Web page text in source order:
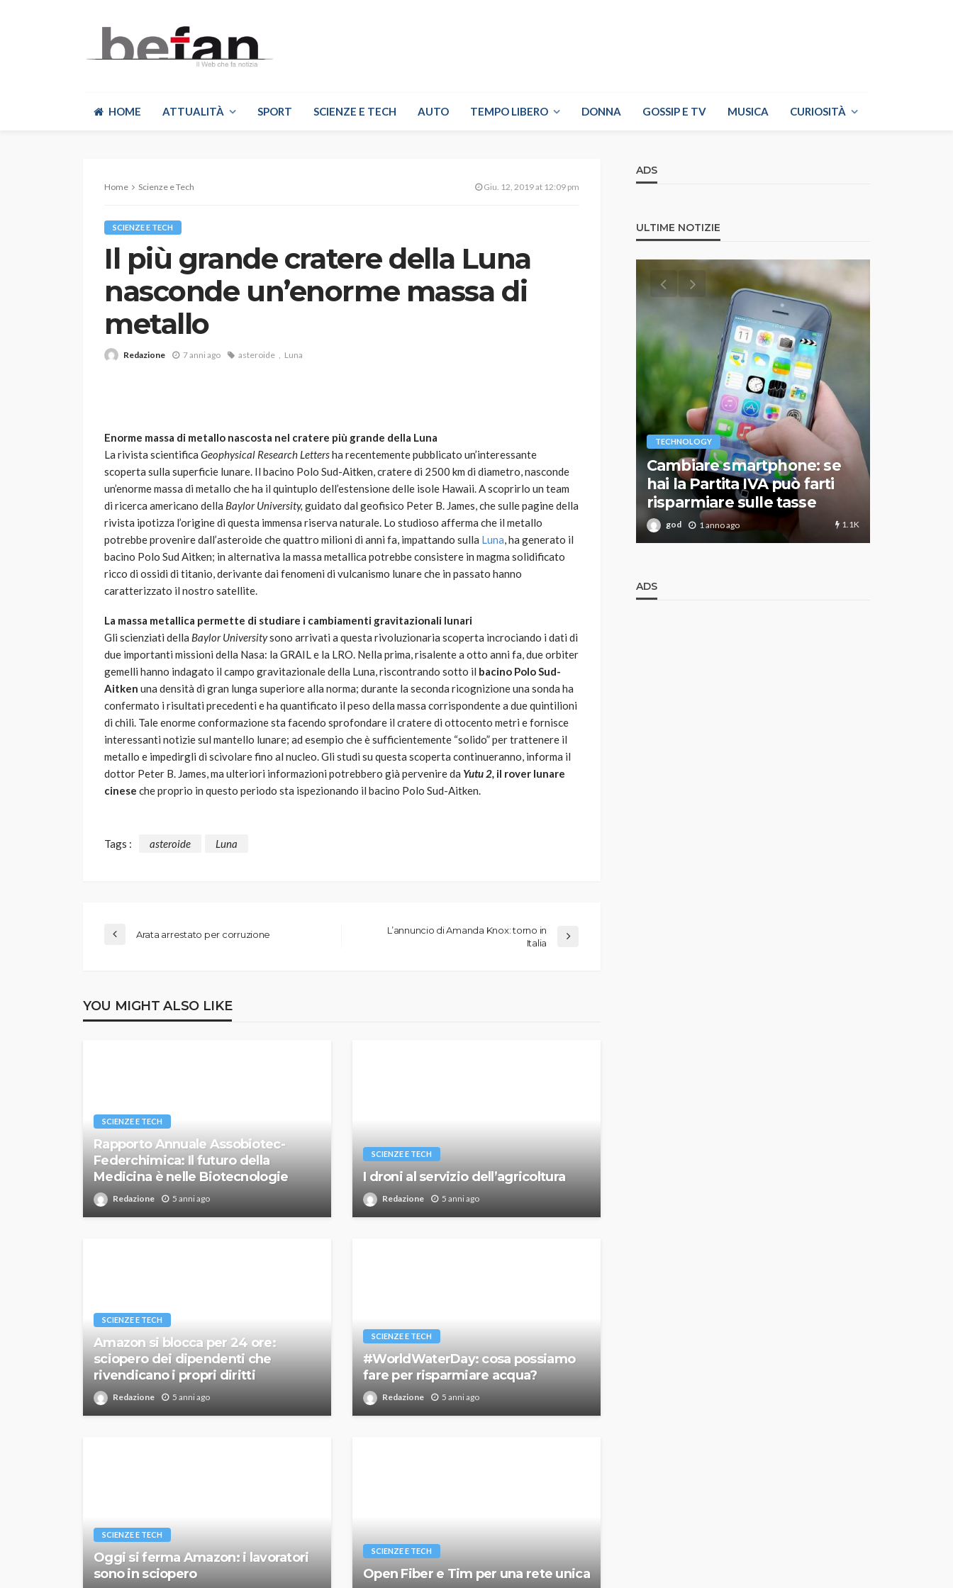
HOME ATTUALITÀ SPORT SCIENZE E TECH AUTO TEMPO LIBERO DONNA GOSSIP E TV MUSICA CURIOSITÀ
Home Scienze e Tech Giu. 12, 2019 at 12:09 pm
SCIENZE E TECH
Il più grande cratere della Luna
nasconde un’enorme massa di
metallo
Redazione 7 anni ago asteroide Luna
Enorme massa di metallo nascosta nel cratere più grande della Luna
La rivista scientifica Geophysical Research Lettersha recentemente pubblicato un’interessante
scoperta sulla superficie lunare. Il bacino Polo Sud-Aitken, cratere di 2500 km di diametro, nasconde
un’enorme massa di metallo che ha il quintuplo dell’estensione delle isole Hawaii. A scoprirlo un team
di ricerca americano della Baylor University, guidato dal geofisico Peter B. James, che sulle pagine della
rivista ipotizza l’origine di questa immensa riserva naturale. Lo studioso afferma che il metallo
potrebbe provenire dall’asteroide che quattro milioni di anni fa, impattando sulla Luna, ha generato il
bacino Polo Sud Aitken; in alternativa la massa metallica potrebbe consistere in magma solidificato
ricco di ossidi di titanio, derivante dai fenomeni di vulcanismo lunare che in passato hanno
caratterizzato il nostro satellite.
La massa metallica permette di studiare i cambiamenti gravitazionali lunari
Gli scienziati della Baylor Universitysono arrivati a questa rivoluzionaria scoperta incrociando i dati di
due importanti missioni della Nasa: la GRAIL e la LRO. Nella prima, risalente a otto anni fa, due orbiter
gemelli hanno indagato il campo gravitazionale della Luna, riscontrando sotto il bacino Polo Sud-
Aitken una densità di gran lunga superiore alla norma; durante la seconda ricognizione una sonda ha
confermato i risultati precedenti e ha quantificato il peso della massa corrispondente a due quintilioni
di chili. Tale enorme conformazione sta facendo sprofondare il cratere di ottocento metri e fornisce
interessanti notizie sul mantello lunare; ad esempio che è sufficientemente “solido” per trattenere il
metallo e impedirgli di scivolare fino al nucleo. Gli studi su questa scoperta continueranno, informa il
dottor Peter B. James, ma ulteriori informazioni potrebbero già pervenire da Yutu 2, il rover lunare
cinese che proprio in questo periodo sta ispezionando il bacino Polo Sud-Aitken.
Tags : asteroide Luna
Arata arrestato per corruzione
L’annuncio di Amanda Knox: torno in
Italia
YOU MIGHT ALSO LIKE
SCIENZE E TECH
Rapporto Annuale Assobiotec-
Federchimica: Il futuro della
Medicina è nelle Biotecnologie
Redazione 5 anni ago
SCIENZE E TECH
I droni al servizio dell’agricoltura
Redazione 5 anni ago
SCIENZE E TECH
Amazon si blocca per 24 ore:
sciopero dei dipendenti che
rivendicano i propri diritti
Redazione 5 anni ago
SCIENZE E TECH
#WorldWaterDay: cosa possiamo
fare per risparmiare acqua?
Redazione 5 anni ago
SCIENZE E TECH
Oggi si ferma Amazon: i lavoratori
sono in sciopero
SCIENZE E TECH
Open Fiber e Tim per una rete unica
ADS
ULTIME NOTIZIE
VARIE
Robot tagliaerba: quale
scegliere per il tuo prato
god 1 anno ago 785
Davis: tennis mondiale e
passione per
l’automobilismo
abbracciano la stessa causa
god 9 mesi ago
TECHNOLOGY
Cambiare smartphone: se
hai la Partita IVA può farti
risparmiare sulle tasse
god 1 anno ago 1.1K
ADS